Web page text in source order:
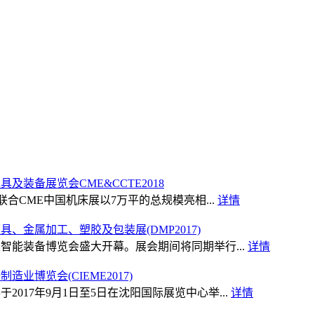
及装备展览会CME&CCTE2018
合CME中国机床展以7万平的总规模亮相... 详情
、金属加工、塑胶及包装展(DMP2017)
能装备博览会盛大开幕。展会期间将同期举行... 详情
造业博览会(CIEME2017)
2017年9月1日至5日在沈阳国际展览中心举... 详情